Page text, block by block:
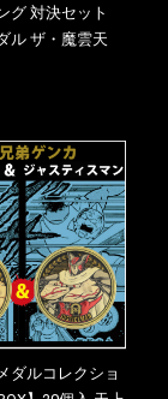
グ 対決セット
ル ザ・魔雲天
ン 3.0 初回シリア
ダルコレクショ